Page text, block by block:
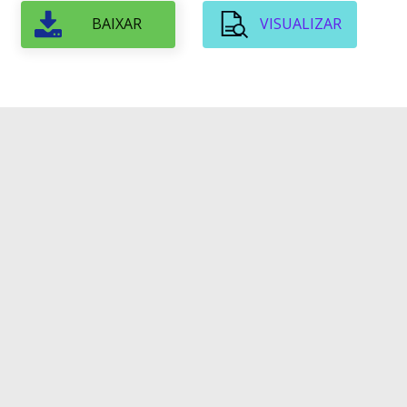
BAIXAR VISUALIZAR